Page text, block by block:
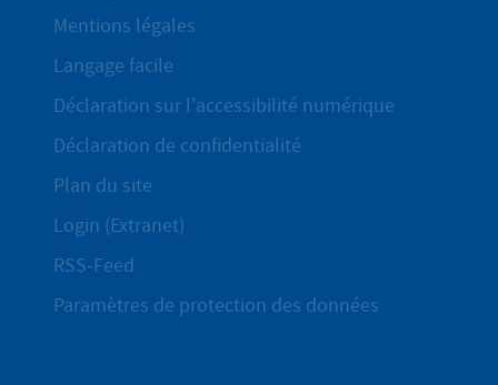
Mentions légales
Langage facile
Déclaration sur l'accessibilité numérique
Déclaration de confidentialité
Plan du site
Login (Extranet)
RSS-Feed
Paramètres de protection des données